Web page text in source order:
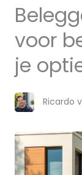
voor
je
Ricardo